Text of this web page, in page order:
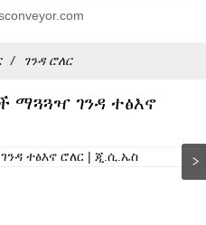
ገንዳ ሮለር
ገንዳ ተፅእኖ